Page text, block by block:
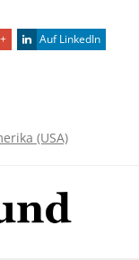
Auf LinkedIn
(USA)